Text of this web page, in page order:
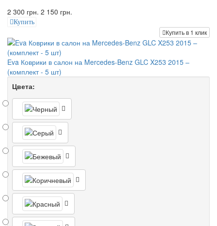
2 300 грн. 2 150 грн.
Купить
Купить в 1 клик
Eva Коврики в салон на Mercedes-Benz GLC X253 2015 –
(комплект - 5 шт)
Цвета: